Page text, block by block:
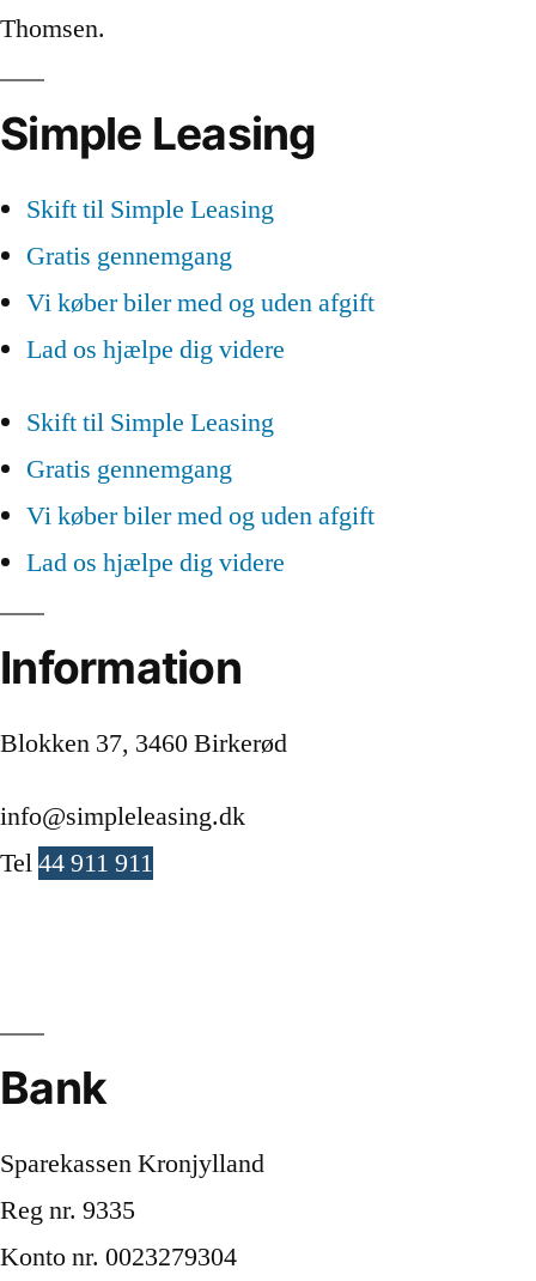
Thomsen.
Simple Leasing
Skift til Simple Leasing
Gratis gennemgang
Vi køber biler med og uden afgift
Lad os hjælpe dig videre
Skift til Simple Leasing
Gratis gennemgang
Vi køber biler med og uden afgift
Lad os hjælpe dig videre
Information
Blokken 37, 3460 Birkerød
info@simpleleasing.dk
Tel44 911 911
Bank
Sparekassen Kronjylland
Reg nr. 9335
Konto nr. 0023279304